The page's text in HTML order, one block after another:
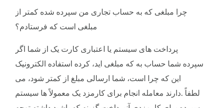
چرا مبلغی که به حساب تجاری من سپرده شده کمتر از
مبلغی است که فرستادم؟
اگر شما از یک کارت اعتباری یا سیستم های پرداخت
الکترونیک استفاده کرده اید، مبلغی که به حساب شما سپرده
می شود، کمتر از مبلغ ارسالی شما است، چرا که این
سیستم هامعمولاً یک کارمزد برای انجام معامله دارند.لطفاً